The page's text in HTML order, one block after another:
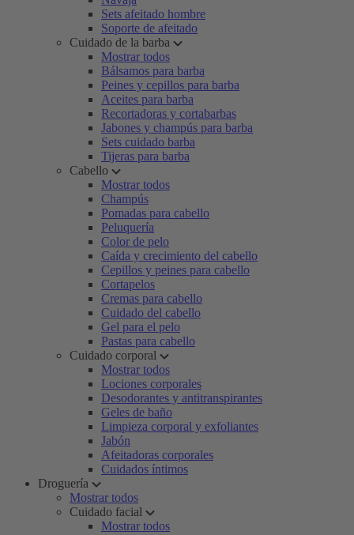
Sets afeitado hombre
Soporte de afeitado
Cuidado de la barba
Mostrar todos
Bálsamos para barba
Peines y cepillos para barba
Aceites para barba
Recortadoras y cortabarbas
Jabones y champús para barba
Sets cuidado barba
Tijeras para barba
Cabello
Mostrar todos
Champús
Pomadas para cabello
Peluquería
Color de pelo
Caída y crecimiento del cabello
Cepillos y peines para cabello
Cortapelos
Cremas para cabello
Cuidado del cabello
Gel para el pelo
Pastas para cabello
Cuidado corporal
Mostrar todos
Lociones corporales
Desodorantes y antitranspirantes
Geles de baño
Limpieza corporal y exfoliantes
Jabón
Afeitadoras corporales
Cuidados íntimos
Droguería
Mostrar todos
Cuidado facial
Mostrar todos